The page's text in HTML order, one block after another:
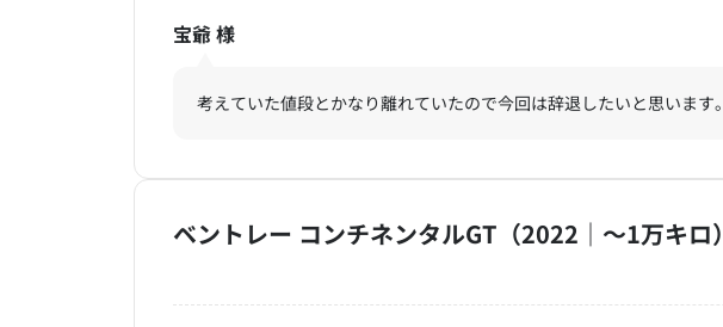
宝爺様
考えていた値段とかなり離れていたので今回は辞退したいと思います。
ベントレー コンチネンタルGT（2022｜～1万キロ）